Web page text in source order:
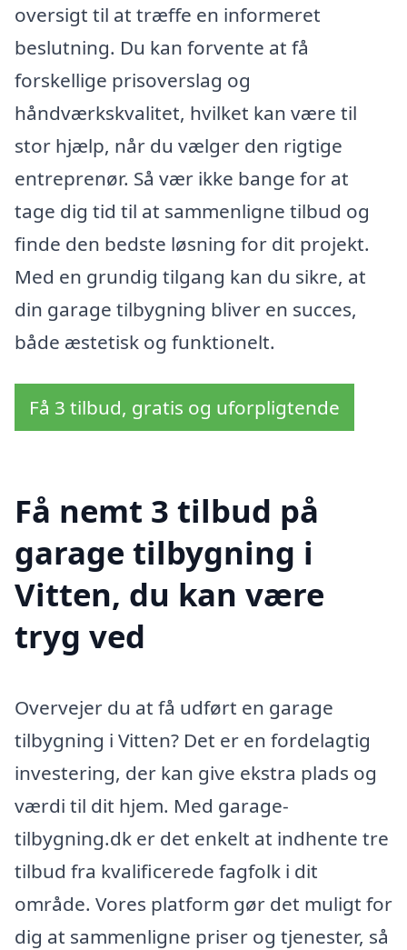
oversigt til at træffe en informeret
beslutning. Du kan forvente at få
forskellige prisoverslag og
håndværkskvalitet, hvilket kan være til
stor hjælp, når du vælger den rigtige
entreprenør. Så vær ikke bange for at
tage dig tid til at sammenligne tilbud og
finde den bedste løsning for dit projekt.
Med en grundig tilgang kan du sikre, at
din garage tilbygning bliver en succes,
både æstetisk og funktionelt.
Få 3 tilbud, gratis og uforpligtende
Få nemt 3 tilbud på
garage tilbygning i
Vitten, du kan være
tryg ved
Overvejer du at få udført en garage
tilbygning i Vitten? Det er en fordelagtig
investering, der kan give ekstra plads og
værdi til dit hjem. Med garage-
tilbygning.dk er det enkelt at indhente tre
tilbud fra kvalificerede fagfolk i dit
område. Vores platform gør det muligt for
dig at sammenligne priser og tjenester, så